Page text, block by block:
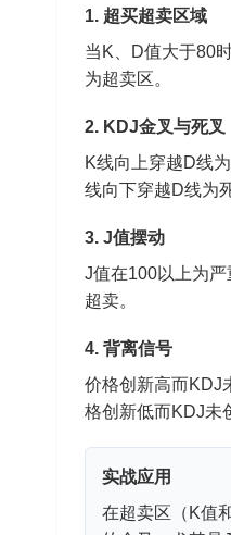
1. 超买超卖区域
当K、D值大于80
为超卖区。
2. KDJ金叉与死叉
K线向上穿越D线
线向下穿越D线为
3. J值摆动
J值在100以上为
超卖。
4. 背离信号
价格创新高而KDJ
格创新低而KDJ未
实战应用
在超卖区（K值